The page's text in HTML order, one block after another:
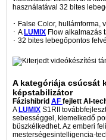
használatával 32 bites
･ False Color, hullámforma,
･ ALUMIX Flow alkalmazás
･ 32 bites lebegőpontos
A kategóriája csúcsát
képstabilizátor
Fázishibrid AF fejlett AI-
ALUMIX S1RII
sebességgel, kiemelkedő
büszkélkedhet. Az emberi
mesterségesintelligencia-